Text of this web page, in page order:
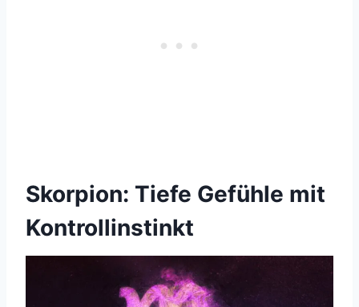
Skorpion: Tiefe Gefühle mit
Kontrollinstinkt